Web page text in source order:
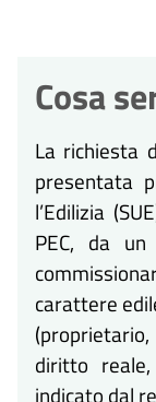
Cosa
La richiesta
presentata
l’Edilizia
PEC, da
carattere
diritto
indicato dal